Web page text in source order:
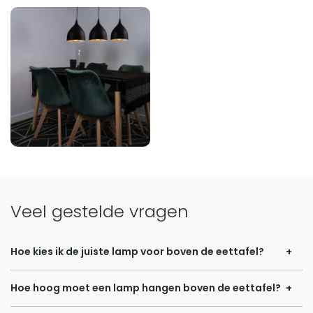
Veel gestelde vragen
Hoe kies ik de juiste lamp voor boven de eettafel?
van de functie van het licht. Wil je helder licht om te
Hoe hoog moet een lamp hangen boven de eettafel?